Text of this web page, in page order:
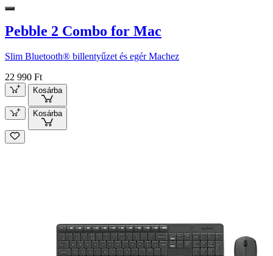
Pebble 2 Combo for Mac
Slim Bluetooth® billentyűzet és egér Machez
22 990 Ft
Kosárba
Kosárba